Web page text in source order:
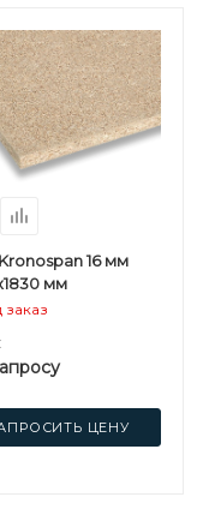
16 мм
мм
заказ
ЦЕНУ